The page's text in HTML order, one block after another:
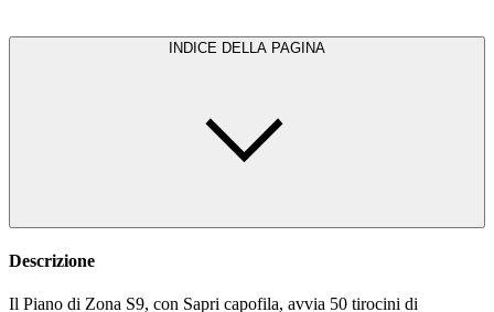
INDICE DELLA PAGINA
Descrizione
Il Piano di Zona S9, con Sapri capofila, avvia 50 tirocini di